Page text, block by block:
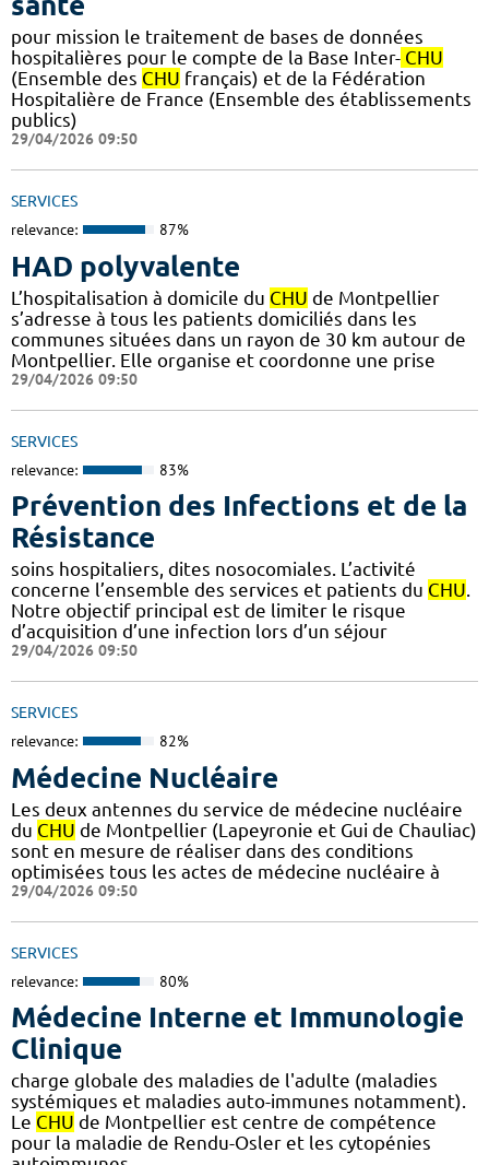
pour mission le traitement de bases de données
hospitalières pour le compte de la Base Inter- CHU
(Ensemble des CHU français) et de la Fédération
Hospitalière de France (Ensemble des établissements
publics)
29/04/2026 09:50
SERVICES
relevance: 87%
HAD polyvalente
L’hospitalisation à domicile du CHU de Montpellier
s’adresse à tous les patients domiciliés dans les
communes situées dans un rayon de 30 km autour de
Montpellier. Elle organise et coordonne une prise
29/04/2026 09:50
SERVICES
relevance: 83%
Prévention des Infections et de la
Résistance
soins hospitaliers, dites nosocomiales. L’activité
concerne l’ensemble des services et patients du CHU.
Notre objectif principal est de limiter le risque
d’acquisition d’une infection lors d’un séjour
29/04/2026 09:50
SERVICES
relevance: 82%
Médecine Nucléaire
Les deux antennes du service de médecine nucléaire
du CHU de Montpellier (Lapeyronie et Gui de Chauliac)
sont en mesure de réaliser dans des conditions
optimisées tous les actes de médecine nucléaire à
29/04/2026 09:50
SERVICES
relevance: 80%
Médecine Interne et Immunologie
Clinique
charge globale des maladies de l'adulte (maladies
systémiques et maladies auto-immunes notamment).
Le CHU de Montpellier est centre de compétence
pour la maladie de Rendu-Osler et les cytopénies